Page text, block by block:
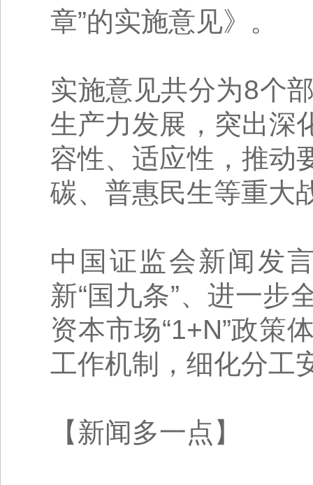
章”的实施意见》。
实施意见共分为8个
生产力发展，突出深
容性、适应性，推动
碳、普惠民生等重大
中国证监会新闻发
新“国九条”、进一步
资本市场“1+N”政策
工作机制，细化分工
【新闻多一点】